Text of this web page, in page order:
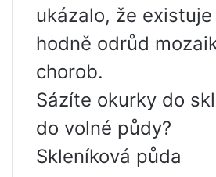
ukázalo, že
hodně odrůd
chorob.
Sázíte okurky do
do volné půdy?
Skleníková půda